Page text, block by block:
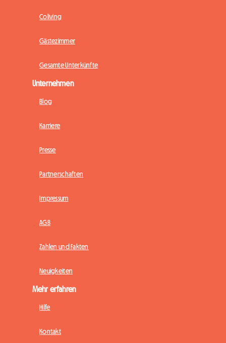
Coliving
Gästezimmer
Gesamte Unterkünfte
Unternehmen
Blog
Karriere
Presse
Partnerschaften
Impressum
AGB
Zahlen und Fakten
Neuigkeiten
Mehr erfahren
Hilfe
Kontakt